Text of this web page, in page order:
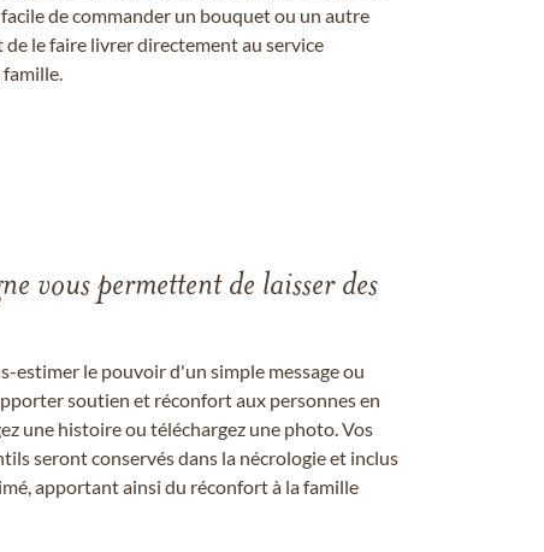
de commander un bouquet ou un autre
le faire livrer directement au service
vous permettent de laisser des
estimer le pouvoir d'un simple message ou
soutien et réconfort aux personnes en
une histoire ou téléchargez une photo. Vos
seront conservés dans la nécrologie et inclus
apportant ainsi du réconfort à la famille